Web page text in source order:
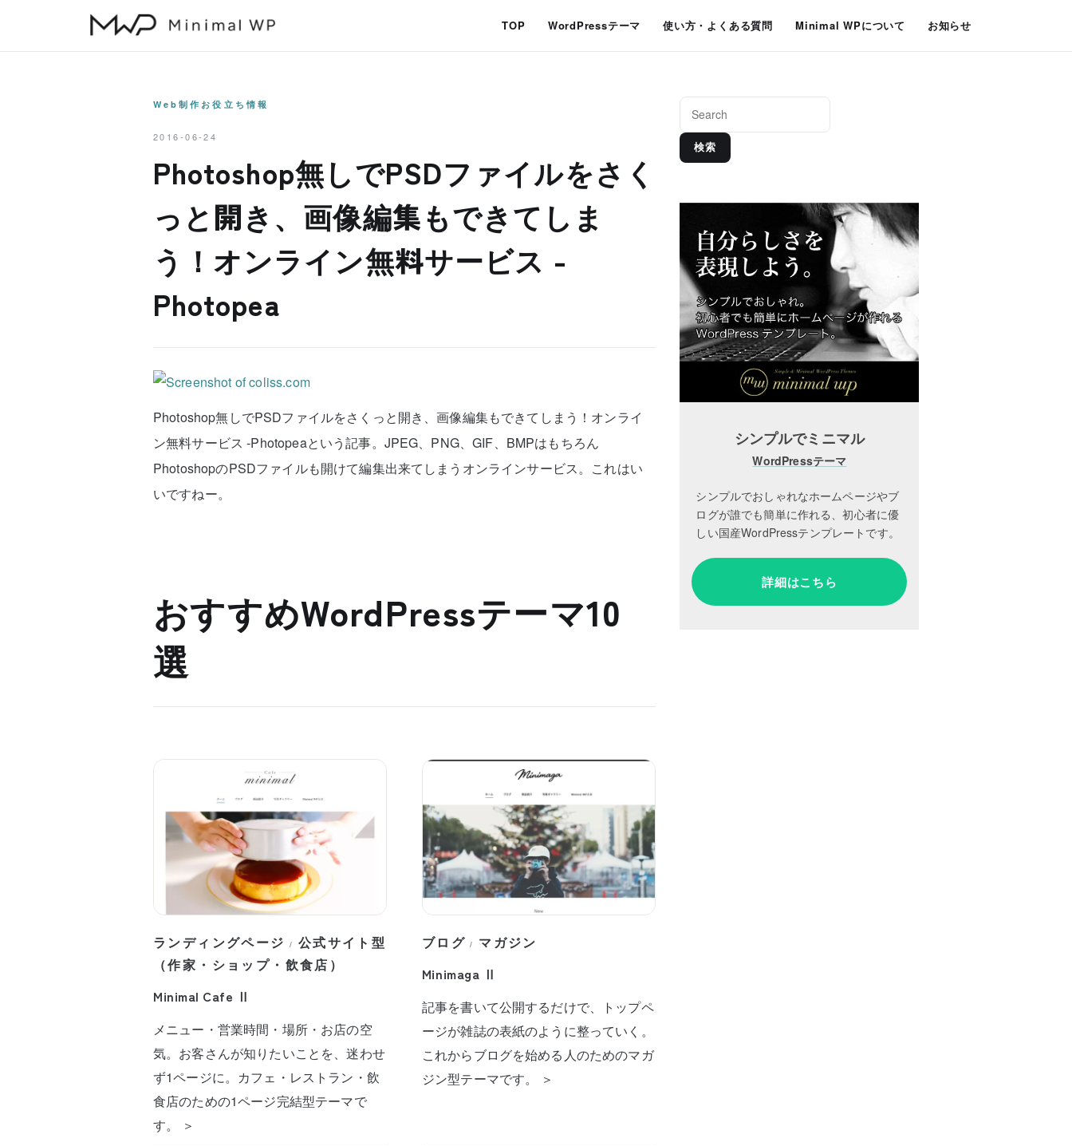
TOP WordPressテーマ 使い方・よくある質問 Minimal WPについて お知らせ
Web制作お役立ち情報
2016-06-24
Photoshop無しでPSDファイルをさく
っと開き、画像編集もできてしま
う！オンライン無料サービス -
Photopea
Photoshop無しでPSDファイルをさくっと開き、画像編集もできてしまう！オンライ
ン無料サービス -Photopeaという記事。JPEG、PNG、GIF、BMPはもちろん
PhotoshopのPSDファイルも開けて編集出来てしまうオンラインサービス。これはい
いですねー。
おすすめWordPressテーマ10
選
ランディングページ / 公式サイト型
（作家・ショップ・飲食店）
Minimal Cafe Ⅱ
メニュー・営業時間・場所・お店の空
気。お客さんが知りたいことを、迷わせ
ず1ページに。カフェ・レストラン・飲
食店のための1ページ完結型テーマで
す。 ＞
ブログ / マガジン
Minimaga Ⅱ
記事を書いて公開するだけで、トップペ
ージが雑誌の表紙のように整っていく。
これからブログを始める人のためのマガ
ジン型テーマです。 ＞
検索
シンプルでミニマル
WordPressテーマ
シンプルでおしゃれなホームページやブ
ログが誰でも簡単に作れる、初心者に優
しい国産WordPressテンプレートです。
詳細はこちら